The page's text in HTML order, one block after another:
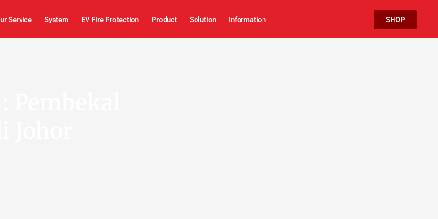
Service System EV Fire Protection Product Solution Information SHOP